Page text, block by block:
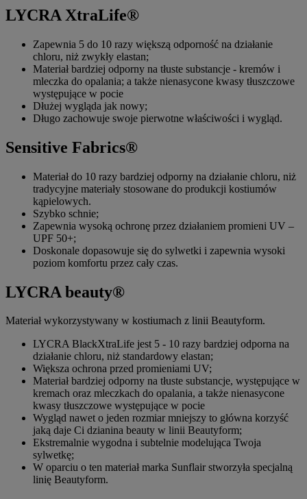
LYCRA XtraLife®
Zapewnia 5 do 10 razy większą odporność na działanie
chloru, niż zwykły elastan;
Materiał bardziej odporny na tłuste substancje - kremów i
mleczka do opalania; a także nienasycone kwasy tłuszczowe
występujące w pocie
Dłużej wygląda jak nowy;
Długo zachowuje swoje pierwotne właściwości i wygląd.
Sensitive Fabrics®
Materiał do 10 razy bardziej odporny na działanie chloru, niż
tradycyjne materiały stosowane do produkcji kostiumów
kąpielowych.
Szybko schnie;
Zapewnia wysoką ochronę przez działaniem promieni UV –
UPF 50+;
Doskonale dopasowuje się do sylwetki i zapewnia wysoki
poziom komfortu przez cały czas.
LYCRA beauty®
Materiał wykorzystywany w kostiumach z linii Beautyform.
LYCRA BlackXtraLife jest 5 - 10 razy bardziej odporna na
działanie chloru, niż standardowy elastan;
Większa ochrona przed promieniami UV;
Materiał bardziej odporny na tłuste substancje, występujące w
kremach oraz mleczkach do opalania, a także nienasycone
kwasy tłuszczowe występujące w pocie
Wygląd nawet o jeden rozmiar mniejszy to główna korzyść
jaką daje Ci dzianina beauty w linii Beautyform;
Ekstremalnie wygodna i subtelnie modelująca Twoja
sylwetkę;
W oparciu o ten materiał marka Sunflair stworzyła specjalną
linię Beautyform.